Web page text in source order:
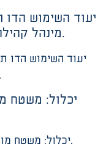
יעוד השימוש הדו
מינהל קהילה ובהתאם לאישור פיקוד העורף.
יעוד השימוש הדו
קהילה ובהתאם לאישור פיקוד העורף.
יכלול: משטח
יכלול: משטח מוגבה, אזור ישיבה צמוד, ארונות אחסנה.